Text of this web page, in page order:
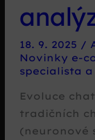
18. 9. 2025 /
Novinky e-
specialista
Evoluce
tradičních
(neuronové